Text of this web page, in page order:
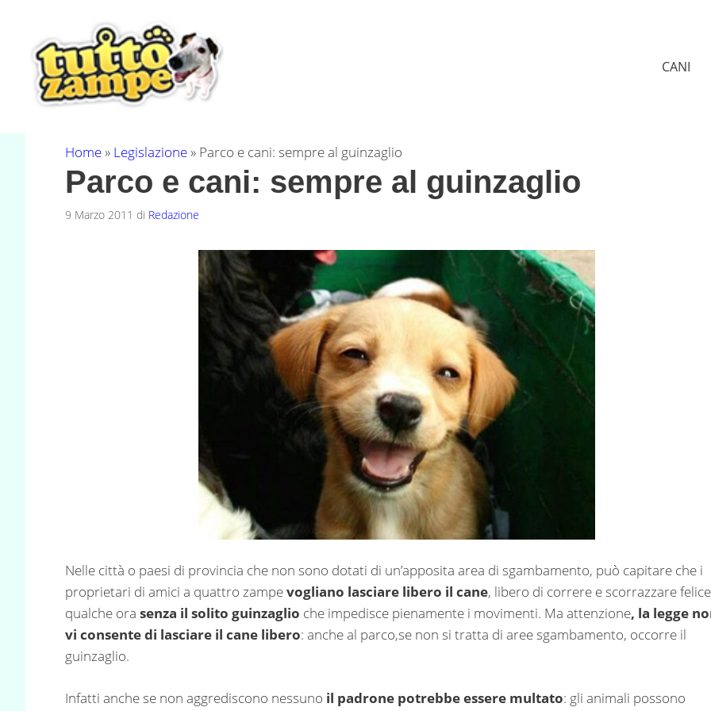
contenuto
CANI
Home» Legislazione» Parco e cani: sempre al guinzaglio
Parco e cani: sempre al guinzaglio
9 Marzo 2011 di Redazione
Nelle città o paesi di provincia che non sono dotati di un’apposita area di sgambamento, può capitare che i
proprietari di amici a quattro zampevogliano lasciare libero il cane, libero di correre e scorrazzare felice
qualche ora senza il solito guinzaglio che impedisce pienamente i movimenti. Ma attenzione, la legge
vi consente di lasciare il cane libero: anche al parco,se non si tratta di aree sgambamento, occorre il
guinzaglio.
Infatti anche se non aggrediscono nessuno il padrone potrebbe essere multato: gli animali possono